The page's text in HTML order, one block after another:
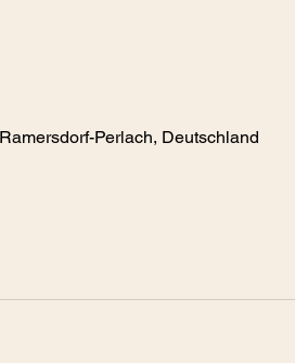
Perlach, Deutschland